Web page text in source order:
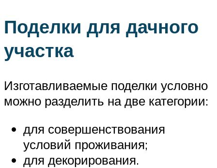
Поделки для дачного
участка
Изготавливаемые поделки условно
можно разделить на две категории:
для совершенствования
условий проживания;
для декорирования.